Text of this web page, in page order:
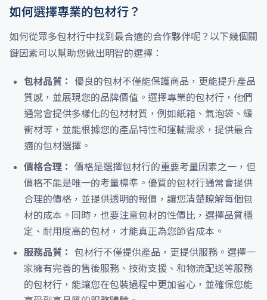
如何選擇專業的包材行？
如何從眾多包材行中找到最合適的合作夥伴呢？以下幾個關
鍵因素可以幫助您做出明智的選擇：
包材品質：
優良的包材不僅能保護商品，更能提升產品
質感，並展現您的品牌價值。選擇專業的包材行，他們
通常會提供多樣化的包材材質，例如紙箱、氣泡袋、緩
衝材等，並能根據您的產品特性和運輸需求，提供最合
適的包材選擇。
價格合理： 價格是選擇包材行的重要考量因素之一，但
價格不能是唯一的考量標準。優質的包材行通常會提供
合理的價格，並提供透明的報價，讓您清楚瞭解每個包
材的成本。同時，也要注意包材的性價比，選擇品質穩
定、耐用度高的包材，才能真正為您節省成本。
服務品質： 包材行不僅提供產品，更提供服務。選擇一
家擁有完善的售後服務、技術支援、和物流配送等服務
的包材行，能讓您在包裝過程中更加省心，並確保您能